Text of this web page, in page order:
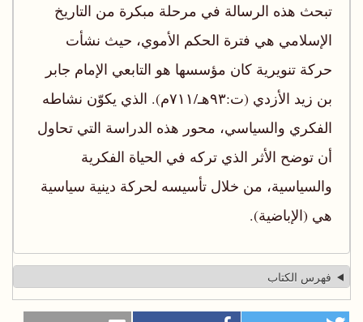
تبحث هذه الرسالة في مرحلة مبكرة من التاريخ
الإسلامي هي فترة الحكم الأموي، حيث نشأت
حركة تنويرية كان مؤسسها هو التابعي الإمام جابر
بن زيد الأزدي (ت:۹۳هـ/٧١١م). الذي يكوّن نشاطه
الفكري والسياسي، محور هذه الدراسة التي تحاول
أن توضح الأثر الذي تركه في الحياة الفكرية
والسياسية، من خلال تأسيسه لحركة دينية سياسية
هي (الإباضية).
فهرس الكتاب